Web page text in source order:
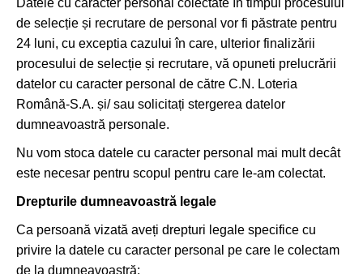
Datele cu caracter personal colectate în timpul procesului
de selecție și recrutare de personal vor fi păstrate pentru
24 luni, cu exceptia cazului în care, ulterior finalizării
procesului de selecție și recrutare, vă opuneti prelucrării
datelor cu caracter personal de către C.N. Loteria
Română-S.A. și/ sau solicitați stergerea datelor
dumneavoastră personale.
Nu vom stoca datele cu caracter personal mai mult decât
este necesar pentru scopul pentru care le-am colectat.
Drepturile dumneavoastră legale
Ca persoană vizată aveți drepturi legale specifice cu
privire la datele cu caracter personal pe care le colectam
de la dumneavoastră: